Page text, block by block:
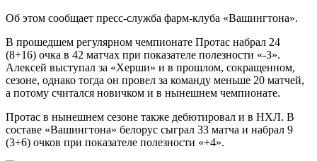
Об этом сообщает пресс-служба фарм-клуба «Вашингтона».
В прошедшем регулярном чемпионате Протас набрал 24
(8+16) очка в 42 матчах при показателе полезности «-3».
Алексей выступал за «Херши» и в прошлом, сокращенном,
сезоне, однако тогда он провел за команду меньше 20 матчей,
а потому считался новичком и в нынешнем чемпионате.
Протас в нынешнем сезоне также дебютировал и в НХЛ. В
составе «Вашингтона» белорус сыграл 33 матча и набрал 9
(3+6) очков при показателе полезности «+4».